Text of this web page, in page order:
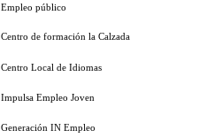
Empleo público
Centro de formación la Calzada
Centro Local de Idiomas
Impulsa Empleo Joven
Generación IN Empleo